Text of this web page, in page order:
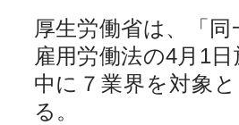
厚生労働省は、「
雇用労働法の4月1
中に７業界を対象
る。